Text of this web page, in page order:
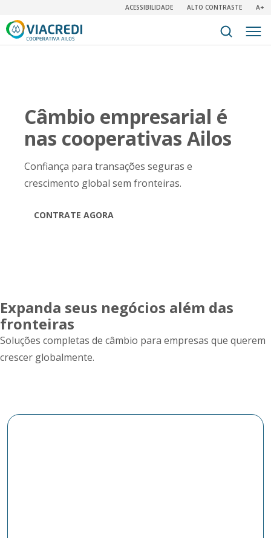
ACESSIBILIDADE ALTO CONTRASTE A+
Câmbio empresarial é
nas cooperativas Ailos
Confiança para transações seguras e
crescimento global sem fronteiras.
CONTRATE AGORA
Expanda seus negócios além das
fronteiras
Soluções completas de câmbio para empresas que querem
crescer globalmente.